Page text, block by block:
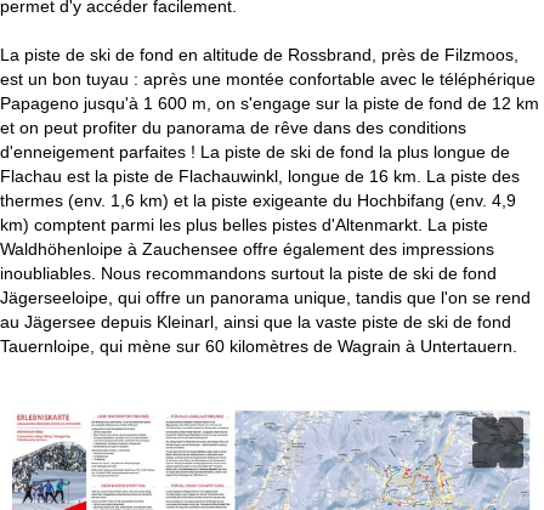
c
u
e
i
l
permet d'y accéder facilement.
La piste de ski de fond en altitude de Rossbrand, près de Filzmoos,
est un bon tuyau : après une montée confortable avec le téléphérique
Papageno jusqu'à 1 600 m, on s'engage sur la piste de fond de 12 km
et on peut profiter du panorama de rêve dans des conditions
d'enneigement parfaites ! La piste de ski de fond la plus longue de
Flachau est la piste de Flachauwinkl, longue de 16 km. La piste des
thermes (env. 1,6 km) et la piste exigeante du Hochbifang (env. 4,9
km) comptent parmi les plus belles pistes d'Altenmarkt. La piste
Waldhöhenloipe à Zauchensee offre également des impressions
inoubliables. Nous recommandons surtout la piste de ski de fond
Jägerseeloipe, qui offre un panorama unique, tandis que l'on se rend
au Jägersee depuis Kleinarl, ainsi que la vaste piste de ski de fond
Tauernloipe, qui mène sur 60 kilomètres de Wagrain à Untertauern.